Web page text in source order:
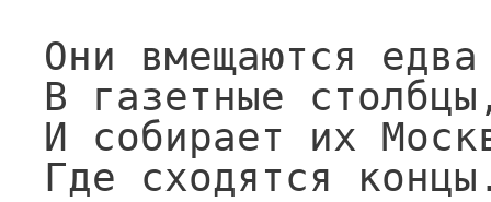
Они вмещаются едва
В газетные
И собирает их
Где сходятся